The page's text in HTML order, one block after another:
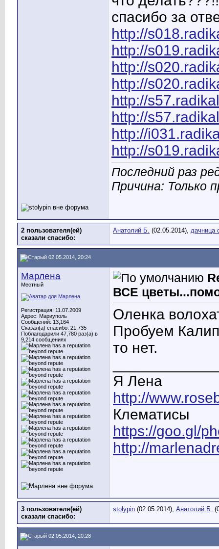
спасибо за
http://
http://
http://
http://
http://
http://
http://
http://
Последний раз
Причина: Только
2 пользователя(ей)
сказали cпасибо:
Анатолий Б. (02.05.2014), дачница
02.05.2014, 20:24
Марлена
Местный
Регистрация: 11.07.2009
Адрес: Мариуполь
Сообщений: 13,164
Сказал(а) спасибо: 21,735
Поблагодарили 47,780 раз(а) в
9,214 сообщениях
ВСЕ
Оленка
Пробуем
то нет.
Я Лена
http://
Клематисы
https://goo.gl/
http://
3 пользователя(ей)
сказали cпасибо:
stolypin (02.05.2014), Анатолий Б.
02.05.2014, 20:28